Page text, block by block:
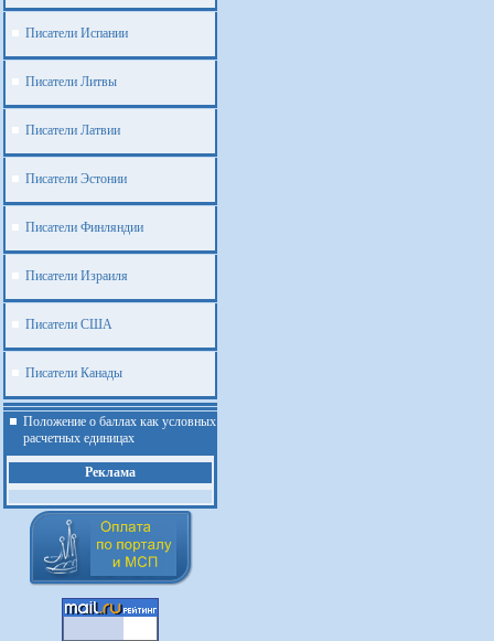
Писатели Испании
Писатели Литвы
Писатели Латвии
Писатели Эстонии
Писатели Финляндии
Писатели Израиля
Писатели США
Писатели Канады
Положение о баллах как условных
расчетных единицах
Реклама